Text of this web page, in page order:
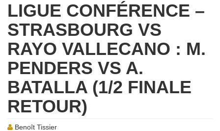
LIGUE CONFÉRENCE –
STRASBOURG VS
RAYO VALLECANO : M.
PENDERS VS A.
BATALLA (1/2 FINALE
RETOUR)
Benoît Tissier